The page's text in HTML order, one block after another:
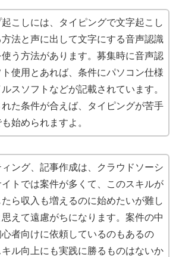
こしには、タイピングで文字起こし
方法と声に出して文字にする音声認識
う方法があります。募集時に音声認
使用とあれば、条件にパソコン仕様
スソフトなどが記載されています。
た条件が合えば、タイピングが苦手
始められますよ。
ィング、記事作成は、クラウドソーシ
イトでは案件が多くて、このスキルが
たら収入も増えるのに始めたいが難し
えて遠慮がちになります。案件の中
心者向けに依頼しているのもあるの
キル向上にも実践に勝るものはないか